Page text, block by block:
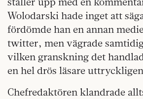
Wolodarski hade inget att
fördömde han en annan
twitter, men vägrade
vilken granskning det
en hel drös läsare
Chefredaktören klandrade